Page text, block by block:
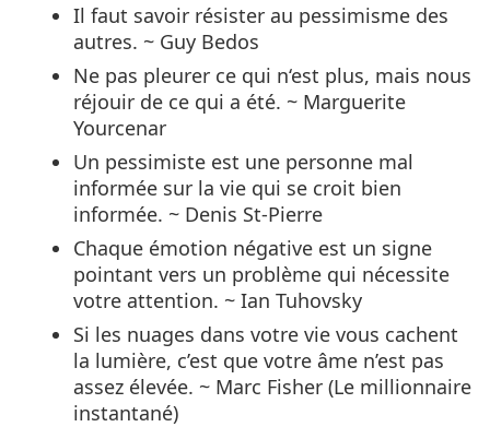
Il faut savoir résister au pessimisme des
autres. ~ Guy Bedos
Ne pas pleurer ce qui n‘est plus, mais nous
réjouir de ce qui a été. ~ Marguerite
Yourcenar
Un pessimiste est une personne mal
informée sur la vie qui se croit bien
informée. ~ Denis St-Pierre
Chaque émotion négative est un signe
pointant vers un problème qui nécessite
votre attention. ~ Ian Tuhovsky
Si les nuages dans votre vie vous cachent
la lumière, c’est que votre âme n’est pas
assez élevée. ~ Marc Fisher (Le millionnaire
instantané)